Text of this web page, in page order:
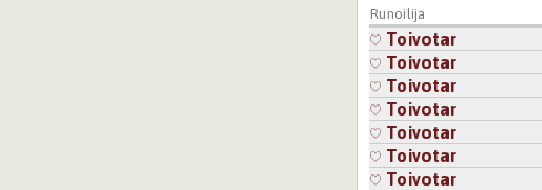
Runoilija
Toivotar
Toivotar
Toivotar
Toivotar
Toivotar
Toivotar
Toivotar